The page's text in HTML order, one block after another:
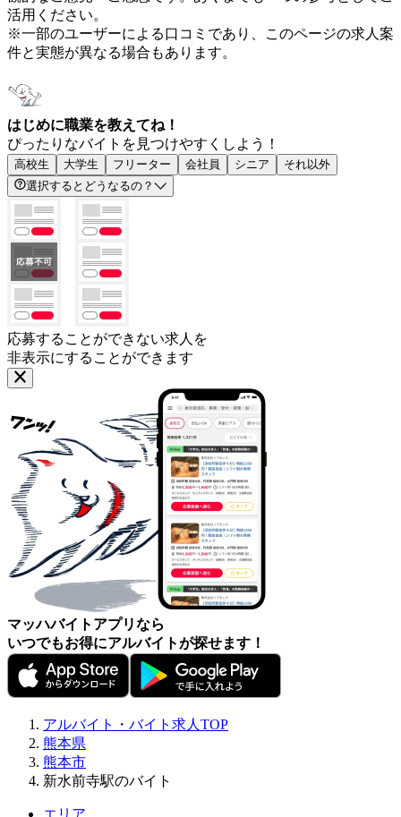
活用ください。
※一部のユーザーによる口コミであり、このページの求人案
件と実態が異なる場合もあります。
はじめに職業を教えてね！
ぴったりなバイトを見つけやすくしよう！
高校生 大学生 フリーター 会社員 シニア
それ以外
選択するとどうなるの？
応募することができない求人を
非表示にすることができます
マッハバイトアプリなら
いつでもお得にアルバイトが探せます！
アルバイト・バイト求人TOP
熊本県
熊本市
新水前寺駅のバイト
エリア